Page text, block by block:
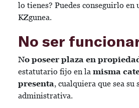
lo tienes? Puedes conseguirlo en
KZgunea.
No ser
No poseer plaza en
estatutario fijo en la misma
presenta, cualquiera que sea su
administrativa.